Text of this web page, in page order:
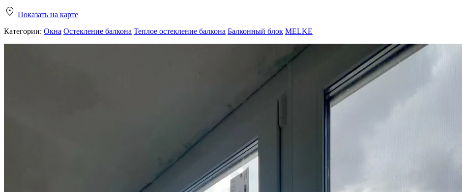
Показать на карте
Категории: Окна Остекление балкона Теплое остекление балкона Балконный блок MELKE